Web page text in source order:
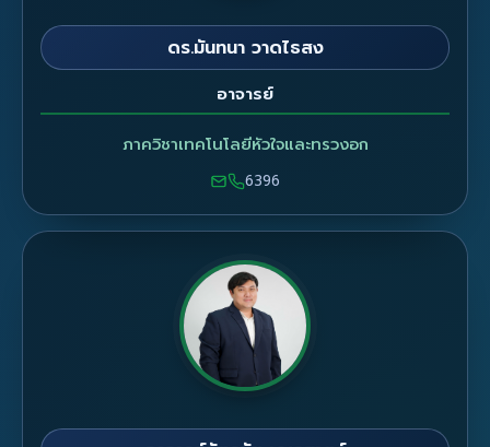
ดร.มันทนา วาดไธสง
อาจารย์
ภาควิชาเทคโนโลยีหัวใจและทรวงอก
6396